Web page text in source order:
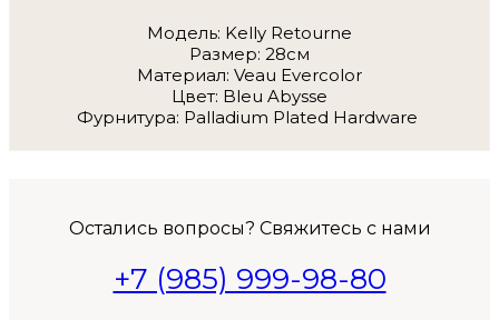
Модель: Kelly Retourne
Размер: 28см
Материал: Veau Evercolor
Цвет: Bleu Abysse
Фурнитура: Palladium Plated Hardware
Остались вопросы? Свяжитесь с нами
+7 (985) 999-98-80